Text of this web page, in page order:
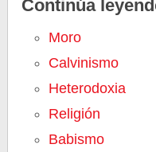
Continúa
Moro
Calvinismo
Heterodoxia
Religión
Babismo